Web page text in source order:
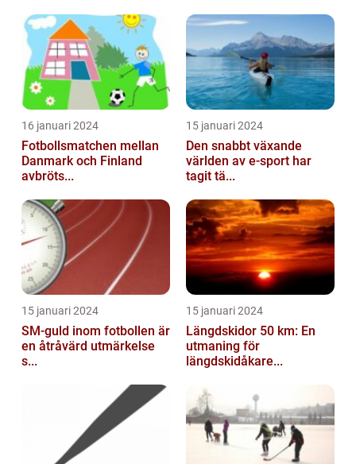
16 januari 2024
Fotbollsmatchen mellan
Danmark och Finland
avbröts...
15 januari 2024
Den snabbt växande
världen av e-sport har
tagit tä...
15 januari 2024
SM-guld inom fotbollen är
en åtråvärd utmärkelse
s...
15 januari 2024
Längdskidor 50 km: En
utmaning för
längdskidåkare...